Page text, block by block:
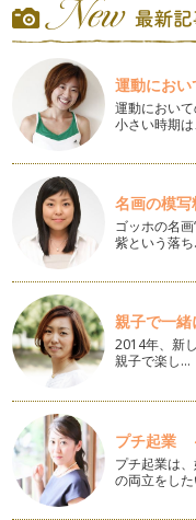
ピアノの楽しみ方「８
「我が子が練習しない
ら良く言う話なのかも
ピアノの楽しみ方「８
ピアノをお子様にさせ
習しないの、続けさせ
ピアノの楽しみ方「８
「ピアノってどれくら
だろう？」と悩むお母
ピアノの楽しみ方「８4
赤ちゃん時期が終わり
親というのは、嬉しい
ピアノの楽しみ方「８
自分の子供が産まれて
子供に対して「どんな
ピアノの楽しみ方「８
ピアノは、ピアノの教
く、創造力を沸かせる
運動にお
運動におい
小さい時期
名画の模
ゴッホの名画
紫という落
親子で一
2014年、新
親子で楽し…
プチ起業
プチ起業は
の両立をし